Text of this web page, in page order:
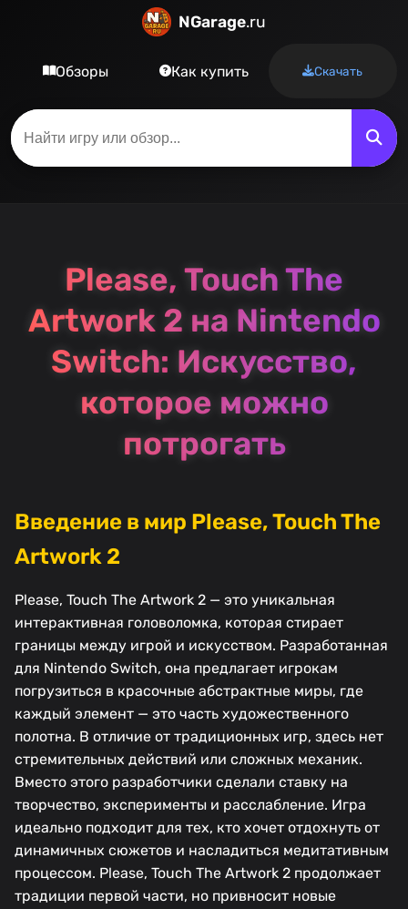
NGarage.ru
Обзоры Как купить Скачать
Please, Touch The
Artwork 2 на Nintendo
Switch: Искусство,
которое можно
потрогать
Введение в мир Please, Touch The
Artwork 2
Please, Touch The Artwork 2 — это уникальная
интерактивная головоломка, которая стирает
границы между игрой и искусством. Разработанная
для Nintendo Switch, она предлагает игрокам
погрузиться в красочные абстрактные миры, где
каждый элемент — это часть художественного
полотна. В отличие от традиционных игр, здесь нет
стремительных действий или сложных механик.
Вместо этого разработчики сделали ставку на
творчество, эксперименты и расслабление. Игра
идеально подходит для тех, кто хочет отдохнуть от
динамичных сюжетов и насладиться медитативным
процессом. Please, Touch The Artwork 2 продолжает
традиции первой части, но привносит новые